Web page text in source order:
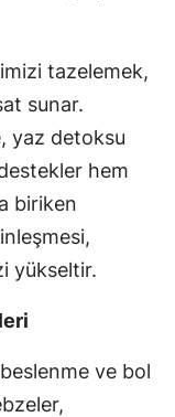
tazelemek,
sunar.
yaz detoksu
hem
biriken
yükseltir.
ve bol